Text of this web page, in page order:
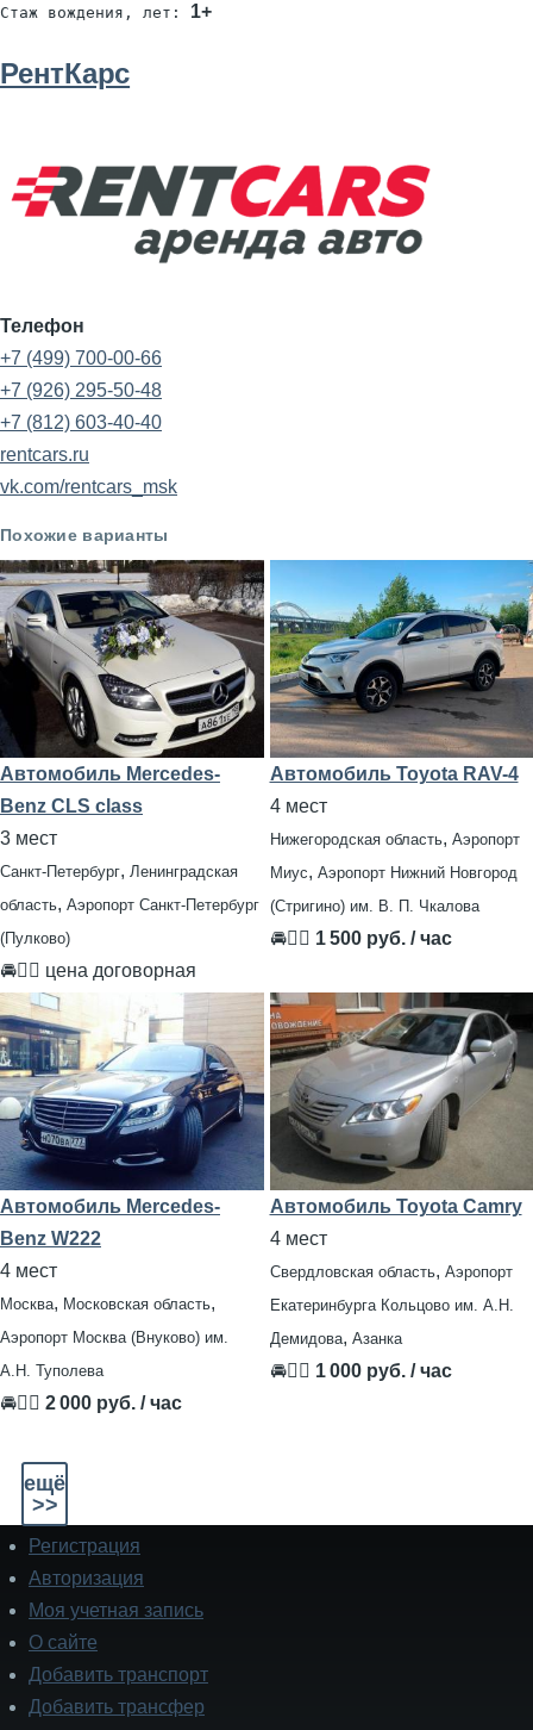
Стаж вождения, лет: 1+
РентКарс
Телефон
+7 (499) 700-00-66
+7 (926) 295-50-48
+7 (812) 603-40-40
rentcars.ru
vk.com/rentcars_msk
Похожие варианты
Автомобиль Mercedes-
Benz CLS class
3 мест
Санкт-Петербург, Ленинградская
область, Аэропорт Санкт-Петербург
(Пулково)
🚘👨‍✈ цена договорная
Автомобиль Toyota RAV-4
4 мест
Нижегородская область, Аэропорт
Миус, Аэропорт Нижний Новгород
(Стригино) им. В. П. Чкалова
🚘👨‍✈ 1 500 руб. / час
Автомобиль Mercedes-
Benz W222
4 мест
Москва, Московская область,
Аэропорт Москва (Внуково) им.
А.Н. Туполева
🚘👨‍✈ 2 000 руб. / час
Автомобиль Toyota Camry
4 мест
Свердловская область, Аэропорт
Екатеринбурга Кольцово им. А.Н.
Демидова, Азанка
🚘👨‍✈ 1 000 руб. / час
ещё
>>
Подвал
Регистрация
Авторизация
Моя учетная запись
О сайте
Добавить транспорт
Добавить трансфер